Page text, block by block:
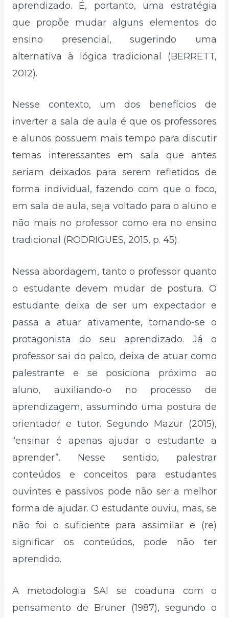
aprendizado. É, portanto, uma estratégia
que propõe mudar alguns elementos do
ensino presencial, sugerindo uma
alternativa à lógica tradicional (BERRETT,
2012).
Nesse contexto, um dos benefícios de
inverter a sala de aula é que os professores
e alunos possuem mais tempo para discutir
temas interessantes em sala que antes
seriam deixados para serem refletidos de
forma individual, fazendo com que o foco,
em sala de aula, seja voltado para o aluno e
não mais no professor como era no ensino
tradicional (RODRIGUES, 2015, p. 45).
Nessa abordagem, tanto o professor quanto
o estudante devem mudar de postura. O
estudante deixa de ser um expectador e
passa a atuar ativamente, tornando-se o
protagonista do seu aprendizado. Já o
professor sai do palco, deixa de atuar como
palestrante e se posiciona próximo ao
aluno, auxiliando-o no processo de
aprendizagem, assumindo uma postura de
orientador e tutor. Segundo Mazur (2015),
“ensinar é apenas ajudar o estudante a
aprender”. Nesse sentido, palestrar
conteúdos e conceitos para estudantes
ouvintes e passivos pode não ser a melhor
forma de ajudar. O estudante ouviu, mas, se
não foi o suficiente para assimilar e (re)
significar os conteúdos, pode não ter
aprendido.
A metodologia SAI se coaduna com o
pensamento de Bruner (1987), segundo o